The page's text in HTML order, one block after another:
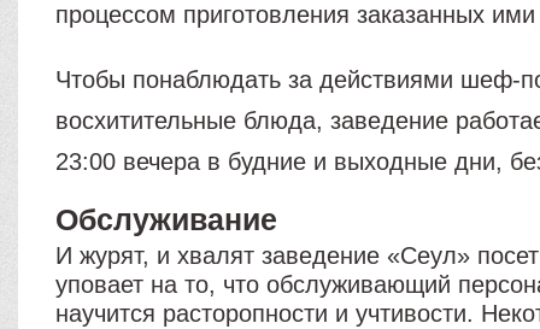
процессом приготовления заказанных
Чтобы понаблюдать за действиями шеф-
восхитительные блюда, заведение
23:00 вечера в будние и выходные дни,
Обслуживание
И журят, и хвалят заведение «Сеул»
уповает на то, что обслуживающий
научится расторопности и учтивости.